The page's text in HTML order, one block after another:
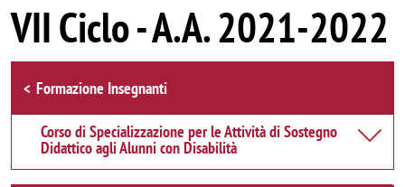
VII Ciclo - A.A. 2021-2022
Browse the section
Formazione Insegnanti
Corso di Specializzazione per le Attività di Sostegno
Didattico agli Alunni con Disabilità